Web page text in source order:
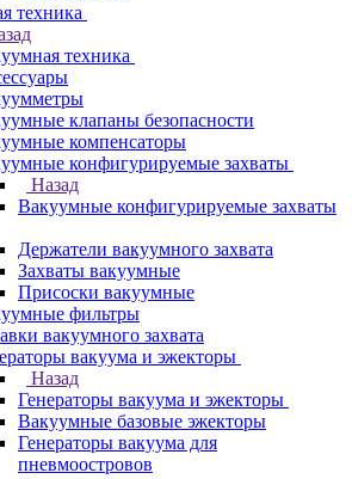
техника
техника
клапаны безопасности
компенсаторы
конфигурируемые захваты
Назад
Вакуумные конфигурируемые захваты
Держатели вакуумного захвата
Захваты вакуумные
Присоски вакуумные
фильтры
вакуумного захвата
вакуума и эжекторы
Назад
Генераторы вакуума и эжекторы
Вакуумные базовые эжекторы
Генераторы вакуума для
пневмоостровов